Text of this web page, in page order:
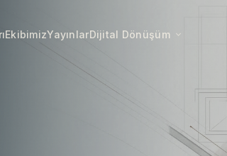
EkibimizYayınlarDijital Dönüşüm